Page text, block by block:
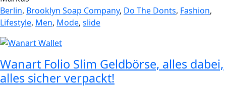
Berlin, Brooklyn Soap Company, Do The Donts, Fashion,
Lifestyle, Men, Mode, slide
Wanart Folio Slim Geldbörse, alles dabei,
alles sicher verpackt!